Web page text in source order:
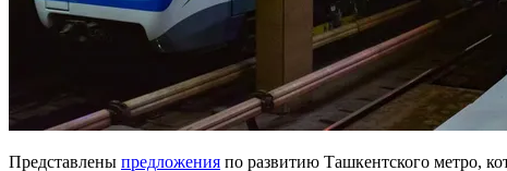
Представлены предложения по развитию Ташкентского метро,